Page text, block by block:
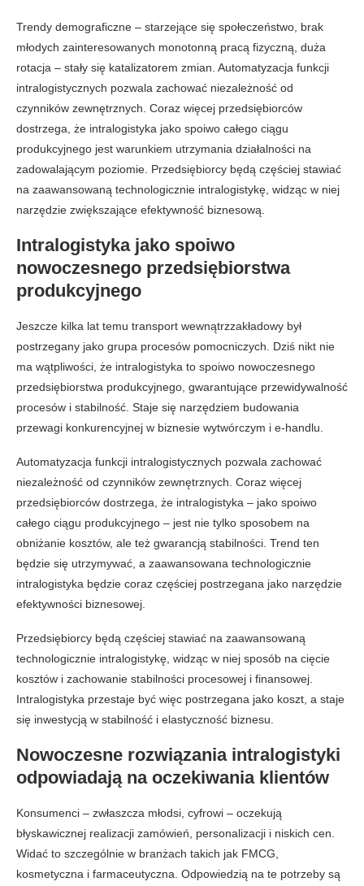
Trendy demograficzne – starzejące się społeczeństwo, brak
młodych zainteresowanych monotonną pracą fizyczną, duża
rotacja – stały się katalizatorem zmian. Automatyzacja funkcji
intralogistycznych pozwala zachować niezależność od
czynników zewnętrznych. Coraz więcej przedsiębiorców
dostrzega, że intralogistyka jako spoiwo całego ciągu
produkcyjnego jest warunkiem utrzymania działalności na
zadowalającym poziomie. Przedsiębiorcy będą częściej stawiać
na zaawansowaną technologicznie intralogistykę, widząc w niej
narzędzie zwiększające efektywność biznesową.
Intralogistyka jako spoiwo
nowoczesnego przedsiębiorstwa
produkcyjnego
Jeszcze kilka lat temu transport wewnątrzzakładowy był
postrzegany jako grupa procesów pomocniczych. Dziś nikt nie
ma wątpliwości, że intralogistyka to spoiwo nowoczesnego
przedsiębiorstwa produkcyjnego, gwarantujące przewidywalność
procesów i stabilność. Staje się narzędziem budowania
przewagi konkurencyjnej w biznesie wytwórczym i e-handlu.
Automatyzacja funkcji intralogistycznych pozwala zachować
niezależność od czynników zewnętrznych. Coraz więcej
przedsiębiorców dostrzega, że intralogistyka – jako spoiwo
całego ciągu produkcyjnego – jest nie tylko sposobem na
obniżanie kosztów, ale też gwarancją stabilności. Trend ten
będzie się utrzymywać, a zaawansowana technologicznie
intralogistyka będzie coraz częściej postrzegana jako narzędzie
efektywności biznesowej.
Przedsiębiorcy będą częściej stawiać na zaawansowaną
technologicznie intralogistykę, widząc w niej sposób na cięcie
kosztów i zachowanie stabilności procesowej i finansowej.
Intralogistyka przestaje być więc postrzegana jako koszt, a staje
się inwestycją w stabilność i elastyczność biznesu.
Nowoczesne rozwiązania intralogistyki
odpowiadają na oczekiwania klientów
Konsumenci – zwłaszcza młodsi, cyfrowi – oczekują
błyskawicznej realizacji zamówień, personalizacji i niskich cen.
Widać to szczególnie w branżach takich jak FMCG,
kosmetyczna i farmaceutyczna. Odpowiedzią na te potrzeby są